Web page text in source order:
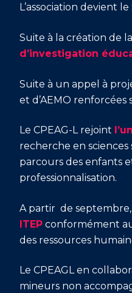
L’association devient
Suite à la création de
d’investigation
Suite à un appel à
et d’AEMO
Le CPEAG-L rejoint
recherche en
parcours des enfants
professionnalisation.
A partir de septembre,
ITEP conformément
des ressources
Le CPEAGL en
mineurs non